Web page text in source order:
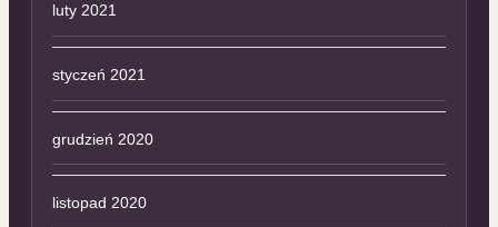
luty 2021
styczeń 2021
grudzień 2020
listopad 2020